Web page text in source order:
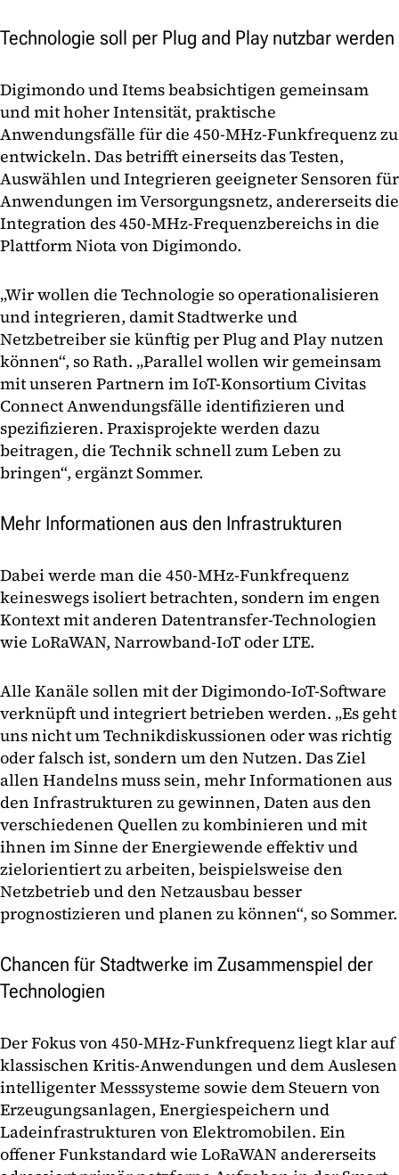
Technologie soll per Plug and Play nutzbar werden
Digimondo und Items beabsichtigen gemeinsam
und mit hoher Intensität, praktische
Anwendungsfälle für die 450-MHz-Funkfrequenz zu
entwickeln. Das betrifft einerseits das Testen,
Auswählen und Integrieren geeigneter Sensoren für
Anwendungen im Versorgungsnetz, andererseits die
Integration des 450-MHz-Frequenzbereichs in die
Plattform Niota von Digimondo.
„Wir wollen die Technologie so operationalisieren
und integrieren, damit Stadtwerke und
Netzbetreiber sie künftig per Plug and Play nutzen
können“, so Rath. „Parallel wollen wir gemeinsam
mit unseren Partnern im IoT-Konsortium Civitas
Connect Anwendungsfälle identifizieren und
spezifizieren. Praxisprojekte werden dazu
beitragen, die Technik schnell zum Leben zu
bringen“, ergänzt Sommer.
Mehr Informationen aus den Infrastrukturen
Dabei werde man die 450-MHz-Funkfrequenz
keineswegs isoliert betrachten, sondern im engen
Kontext mit anderen Datentransfer-Technologien
wie LoRaWAN, Narrowband-IoT oder LTE.
Alle Kanäle sollen mit der Digimondo-IoT-Software
verknüpft und integriert betrieben werden. „Es geht
uns nicht um Technikdiskussionen oder was richtig
oder falsch ist, sondern um den Nutzen. Das Ziel
allen Handelns muss sein, mehr Informationen aus
den Infrastrukturen zu gewinnen, Daten aus den
verschiedenen Quellen zu kombinieren und mit
ihnen im Sinne der Energiewende effektiv und
zielorientiert zu arbeiten, beispielsweise den
Netzbetrieb und den Netzausbau besser
prognostizieren und planen zu können“, so Sommer.
Chancen für Stadtwerke im Zusammenspiel der
Technologien
Der Fokus von 450-MHz-Funkfrequenz liegt klar auf
klassischen Kritis-Anwendungen und dem Auslesen
intelligenter Messsysteme sowie dem Steuern von
Erzeugungsanlagen, Energiespeichern und
Ladeinfrastrukturen von Elektromobilen. Ein
offener Funkstandard wie LoRaWAN andererseits